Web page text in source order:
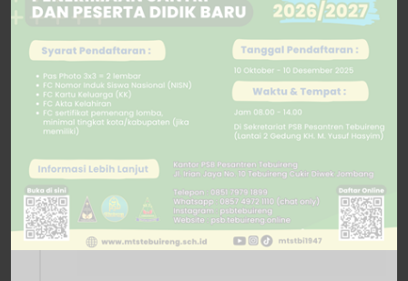
bersama setiap hari
02
Pembacaan istighotsah Hadratissyaikh
KH. Muhammad Hasyim Asy'ari setiap
Sabtu Pagi